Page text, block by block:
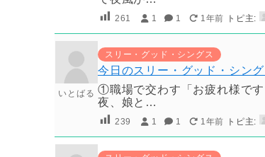
261 1 1 1年前 トピ主:
いとばる
スリー・グッド・シングス
今日のスリー・グッド・シング
①職場で交わす「お疲れ様で
夜、娘と…
239 1 1 1年前 トピ主: